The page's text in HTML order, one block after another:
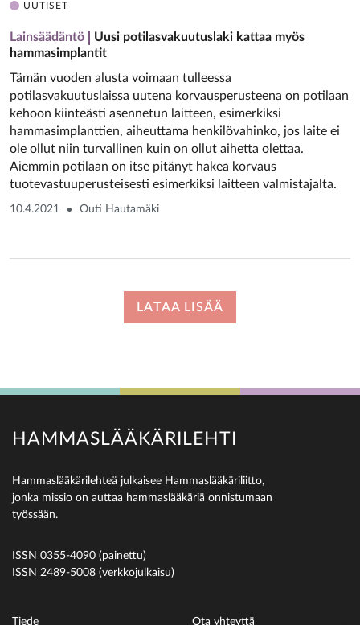
UUTISET
Lainsäädäntö
Uusi potilasvakuutuslaki kattaa myös
hammasimplantit
Tämän vuoden alusta voimaan tulleessa
potilasvakuutuslaissa uutena korvausperusteena on potilaan
kehoon kiinteästi asennetun laitteen, esimerkiksi
hammasimplanttien, aiheuttama henkilövahinko, jos laite ei
ole ollut niin turvallinen kuin on ollut aihetta olettaa.
Aiemmin potilaan on itse pitänyt hakea korvaus
tuotevastuuperusteisesti esimerkiksi laitteen valmistajalta.
10.4.2021 Outi Hautamäki
LATAA LISÄÄ
HAMMASLÄÄKÄRILEHTI
Hammaslääkärilehteä julkaisee Hammaslääkäriliitto,
jonka missio on auttaa hammaslääkäriä onnistumaan
työssään.
ISSN 0355-4090 (painettu)
ISSN 2489-5008 (verkkojulkaisu)
Tiede Ota yhteyttä